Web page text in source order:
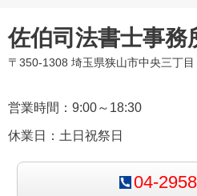
佐伯司法書士事務
〒350-1308 埼玉県狭山市中央三丁
営業時間：9:00～18:30
休業日：土日祝祭日
04-